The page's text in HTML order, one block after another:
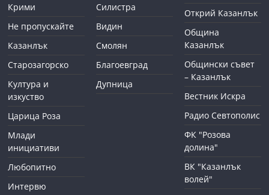
Крими
Не пропускайте
Казанлък
Старозагорско
Култура и
изкуство
Царица Роза
Млади
инициативи
Любопитно
Интервю
Силистра
Видин
Смолян
Благоевград
Дупница
Открий Казанлък
Община
Казанлък
Общински съвет
– Казанлък
Вестник Искра
Радио Севтополис
ФК "Розова
долина"
ВК "Казанлък
волей"